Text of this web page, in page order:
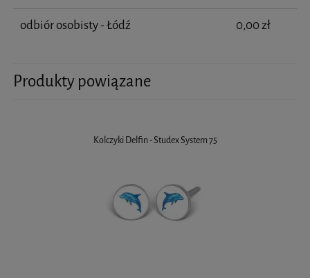
odbiór osobisty - Łódź 0,00 zł
Produkty powiązane
Kolczyki Delfin - Studex System 75